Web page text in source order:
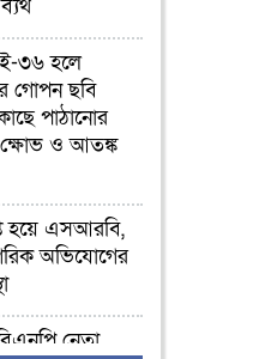
৩৬ হলে
গোপন ছবি
পাঠানোর
ও আতঙ্ক
হয়ে এসআরবি,
অভিযোগের
নেতা